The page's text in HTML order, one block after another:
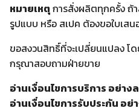
หมายเหตุ การสั่งผลิตทุกครั้ง ถ้
รูปแบบ หรือ สเปค ต้องขอใบเสน
ขอสงวนสิทธิ์ที่จะเปลี่ยนแปลง โ
กรุณาสอบถามฝ่ายขาย
อ่านเงื่อนไขการบริการ อย่าง
อ่านเงื่อนไขการรับประกัน อย่